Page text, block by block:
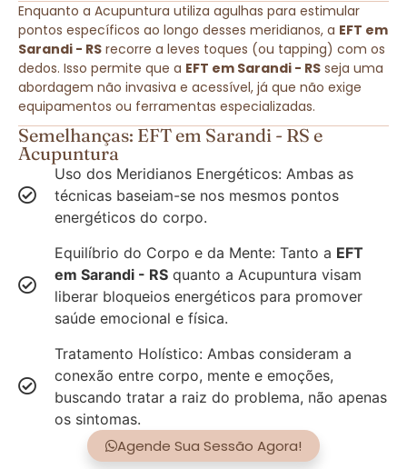
Enquanto a Acupuntura utiliza agulhas para estimular
pontos específicos ao longo desses meridianos, a EFT em
Sarandi - RS recorre a leves toques (ou tapping) com os
dedos. Isso permite que a EFT em Sarandi - RS seja uma
abordagem não invasiva e acessível, já que não exige
equipamentos ou ferramentas especializadas.
Semelhanças: EFT em Sarandi - RS e
Acupuntura
Uso dos Meridianos Energéticos: Ambas as
técnicas baseiam-se nos mesmos pontos
energéticos do corpo.
Equilíbrio do Corpo e da Mente: Tanto a EFT
em Sarandi - RS quanto a Acupuntura visam
liberar bloqueios energéticos para promover
saúde emocional e física.
Tratamento Holístico: Ambas consideram a
conexão entre corpo, mente e emoções,
buscando tratar a raiz do problema, não apenas
os sintomas.
Agende Sua Sessão Agora!